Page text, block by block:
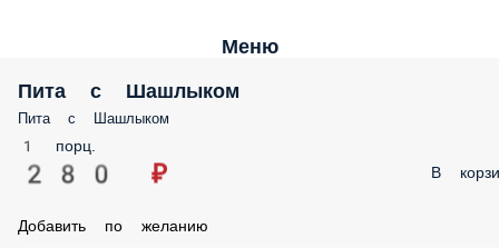
Меню
Пита с Шашлыком
Пита с Шашлыком
1 порц.
280 ₽ В
Добавить по желанию